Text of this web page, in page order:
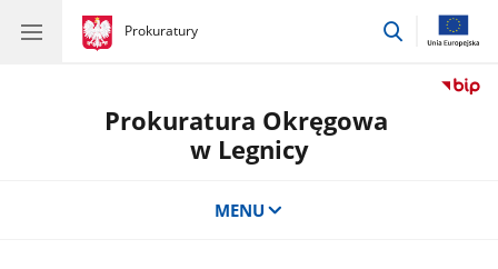
gov.pl
Prokuratury
gov.pl
Prokuratury
przejdź
Prokuratura Okręgowa
w Legnicy
MENU